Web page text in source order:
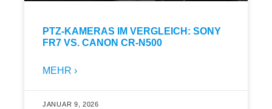
PTZ-KAMERAS IM VERGLEICH: SONY
FR7 VS. CANON CR-N500
MEHR ›
JANUAR 9, 2026